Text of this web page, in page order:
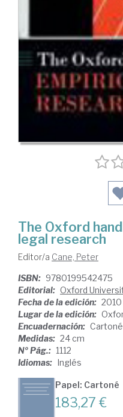
The Oxford
legal research
Editor/a Cane, Peter
ISBN: 9780199542475
Editorial: Oxford
Fecha de la edición: 2010
Lugar de la edición:
Encuadernación: Cartoné
Medidas: 24 cm
Nº Pág.: 1112
Idiomas: Inglés
Papel: Cartoné
183,27 €